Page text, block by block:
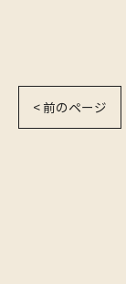
< 前のページ